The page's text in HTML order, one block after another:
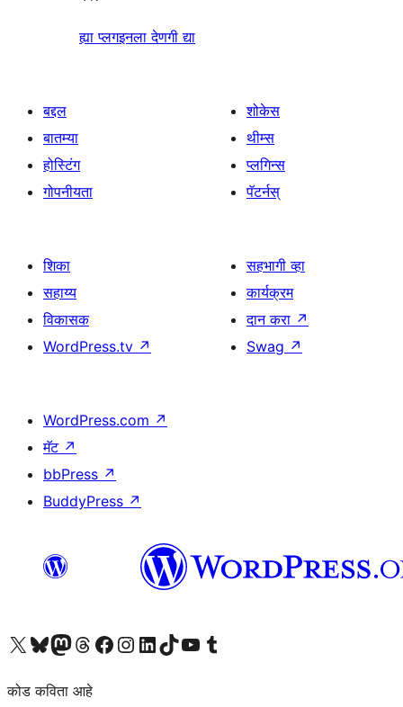
ह्या प्लगइनला देणगी द्या
बद्दल
बातम्या
होस्टिंग
गोपनीयता
शोकेस
थीम्स
प्लगिन्स
पॅटर्नस्
शिका
सहाय्य
विकासक
WordPress.tv ↗
सहभागी व्हा
कार्यक्रम
दान करा ↗
Swag ↗
WordPress.com ↗
मॅट ↗
bbPress ↗
BuddyPress ↗
आमच्या X (एक्स) (पूर्वीचे ट्विटर) खात्याला भेट द्या आमच्या ब्लूस्की खात्याला भेट द्या.आमच्या Mastodon खात्याला भेट द्या.आमच्या थ्रेड्स खात्याला भेट द्या. आमच्या फेसबुक पेजला भेट द्या आमच्या इंस्टाग्राम खात्याला भेट द्या आमच्या लिंक्डइन खात्याला भेट द्या आमच्या टिकटॉक अकाउंटला भेट द्या.आमच्या यूट्यूब चॅनेलला भेट द्या आमच्या टंबलर खात्याला भेट द्या.
कोड कविता आहे